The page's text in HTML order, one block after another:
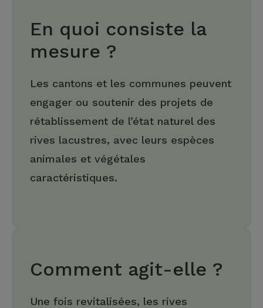
En quoi consiste la
mesure ?
Les cantons et les communes peuvent
engager ou soutenir des projets de
rétablissement de l’état naturel des
rives lacustres, avec leurs espèces
animales et végétales
caractéristiques.
Comment agit-elle ?
Une fois revitalisées, les rives